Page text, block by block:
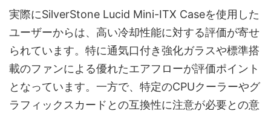
実際にSilverStone Lucid Mini-ITX Caseを使用した
ユーザーからは、高い冷却性能に対する評価が寄せ
られています。特に通気口付き強化ガラスや標準搭
載のファンによる優れたエアフローが評価ポイント
となっています。一方で、特定のCPUクーラーやグ
ラフィックスカードとの互換性に注意が必要との意